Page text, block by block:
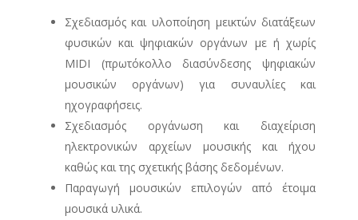
Σχεδιασμός και υλοποίηση μεικτών διατάξεων
φυσικών και ψηφιακών οργάνων με ή χωρίς
MIDI (πρωτόκολλο διασύνδεσης ψηφιακών
μουσικών οργάνων) για συναυλίες και
ηχογραφήσεις.
Σχεδιασμός οργάνωση και διαχείριση
ηλεκτρονικών αρχείων μουσικής και ήχου
καθώς και της σχετικής βάσης δεδομένων.
Παραγωγή μουσικών επιλογών από έτοιμα
μουσικά υλικά.